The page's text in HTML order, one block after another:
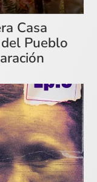
Casa
Pueblo